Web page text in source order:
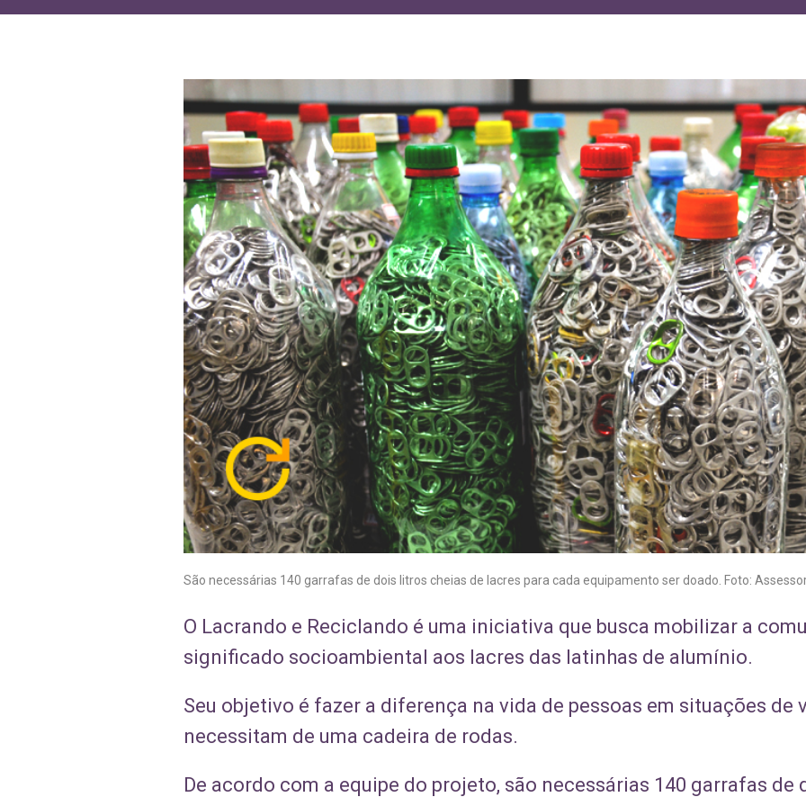
São necessárias 140 garrafas de dois litros cheias de lacres para cada equipamento ser doado. Foto:
O Lacrando e Reciclando é uma iniciativa que busca mobilizar a
significado socioambiental aos lacres das latinhas de alumínio.
Seu objetivo é fazer a diferença na vida de pessoas em situações de
necessitam de uma cadeira de rodas.
De acordo com a equipe do projeto, são necessárias 140 garrafas de